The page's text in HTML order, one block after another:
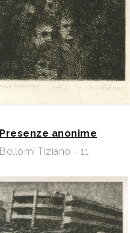
Presenze anonime
Bellomi Tiziano - 11